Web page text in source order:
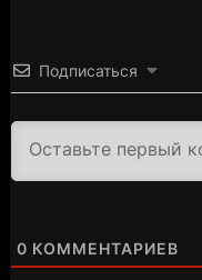
Подписаться
0 КОММЕНТАРИЕВ